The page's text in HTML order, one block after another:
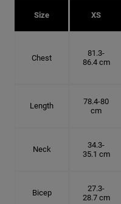
Size XS
Chest
81.3-
86.4 cm
Length
78.4-80
cm
Neck
34.3-
35.1 cm
Bicep
27.3-
28.7 cm